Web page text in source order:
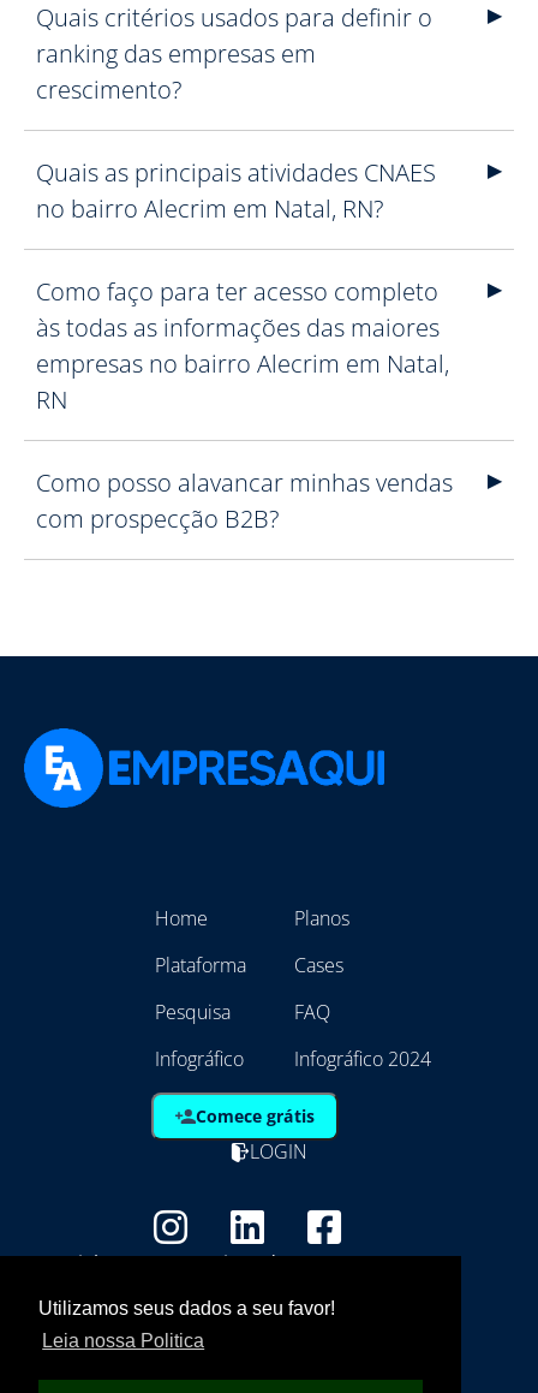
Utilizamos seus dados a seu favor!
Leia nossa Politica
Quais critérios usados para definir o
ranking das empresas em
crescimento?
Quais as principais atividades CNAES
no bairro Alecrim em Natal, RN?
Como faço para ter acesso completo
às todas as informações das maiores
empresas no bairro Alecrim em Natal,
RN
Como posso alavancar minhas vendas
com prospecção B2B?
Home
Plataforma
Pesquisa
Infográfico
Planos
Cases
FAQ
Infográfico 2024
Comece grátis
LOGIN
Copyright - Marca Registrada
21.792.257/0001/01